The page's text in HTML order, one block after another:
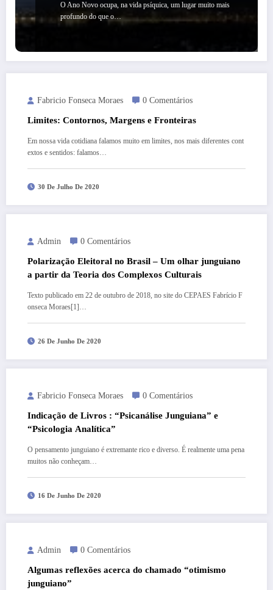
O Ano Novo ocupa, na vida psíquica, um lugar muito mais
profundo do que o…
Fabricio Fonseca Moraes 0 Comentários
Limites: Contornos, Margens e Fronteiras
Em nossa vida cotidiana falamos muito em limites, nos mais diferentes cont
extos e sentidos: falamos…
30 De Julho De 2020
Admin 0 Comentários
Polarização Eleitoral no Brasil – Um olhar junguiano
a partir da Teoria dos Complexos Culturais
Texto publicado em 22 de outubro de 2018, no site do CEPAES Fabrício F
onseca Moraes[1]…
26 De Junho De 2020
Fabricio Fonseca Moraes 0 Comentários
Indicação de Livros : “Psicanálise Junguiana” e
“Psicologia Analítica”
O pensamento junguiano é extremante rico e diverso. É realmente uma pena
muitos não conheçam…
16 De Junho De 2020
Admin 0 Comentários
Algumas reflexões acerca do chamado “otimismo
junguiano”